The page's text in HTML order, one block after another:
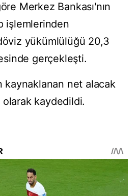
Merkez Bankası'nın
işlemlerinden
yükümlülüğü 20,3
gerçekleşti.
kaynaklanan net alacak
olarak kaydedildi.